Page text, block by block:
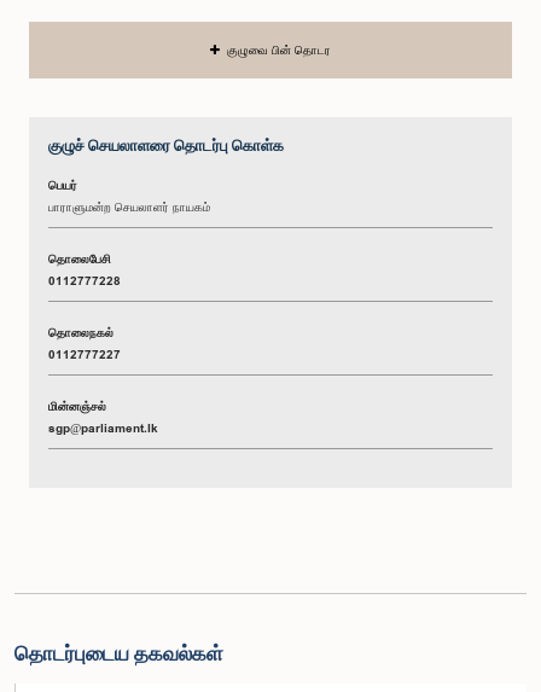
குழுவை பின் தொடர
குழுச் செயலாளரை தொடர்பு கொள்க
பெயர்
பாராளுமன்ற செயலாளர் நாயகம்
தொலைபேசி
0112777228
தொலைநகல்
0112777227
மின்னஞ்சல்
sgp@parliament.lk
தொடர்புடைய தகவல்கள்